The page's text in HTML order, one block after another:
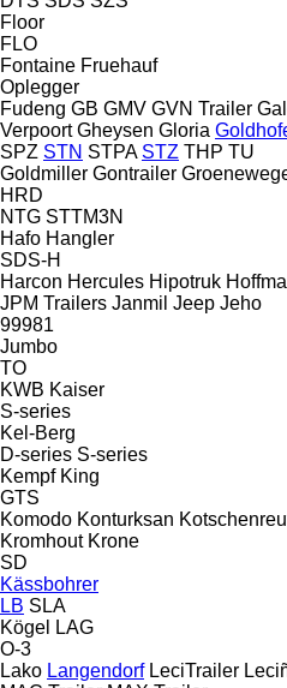
Floor
FLO
Fontaine Fruehauf
Oplegger
Fudeng GB GMV GVN Trailer
Verpoort Gheysen Gloria
SPZ STN STPA STZ THP TU
Goldmiller Gontrailer
HRD
NTG STTM3N
Hafo Hangler
SDS-H
Harcon Hercules Hipotruk
JPM Trailers Janmil Jeep Jeho
99981
Jumbo
TO
KWB Kaiser
S-series
Kel-Berg
D-series S-series
Kempf King
GTS
Komodo Konturksan
Kromhout Krone
SD
Kässbohrer
LB SLA
Kögel
LAG
O-3
Lako Langendorf LeciTrailer